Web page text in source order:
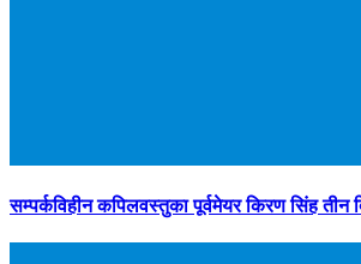
सम्पर्कविहीन कपिलवस्तुका पूर्वमेयर किरण सिंह तीन